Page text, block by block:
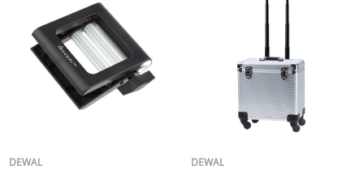
DEWAL DEWAL